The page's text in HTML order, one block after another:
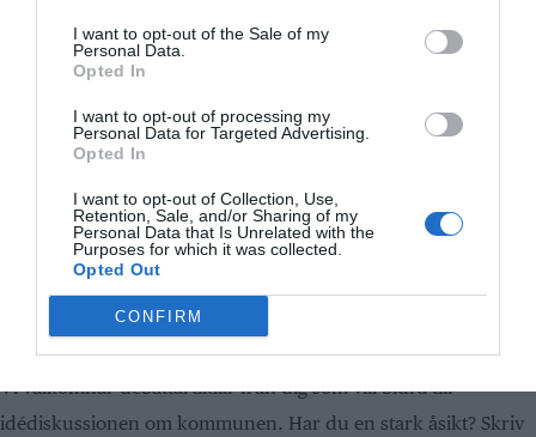
I want to opt-out of the Sale of my
Personal Data.
Opted In
I want to opt-out of processing my
Personal Data for Targeted Advertising.
Opted In
I want to opt-out of Collection, Use,
Retention, Sale, and/or Sharing of my
Personal Data that Is Unrelated with the
Purposes for which it was collected.
Opted Out
CONFIRM
Det är inte lika politiskt slagkraftigt som en hyrespaus. Så nog
kommer Vänsterpartiet vinna röster på utspelet.
Men bostäder blir inte bättre av politiska pausknappar.
De blir bättre av investeringar.
Nicklas Salmin är en fritidspolitiker som tillhör Liberalerna i
Bostadspolitik,Roslagsbostäder AB Vänsterpartiet
Håller du med?
Vill du också göra din röst hörd?
Vi välkomnar debattartiklar från dig som vill bidra till
idédiskussionen om kommunen. Har du en stark åsikt? Skriv